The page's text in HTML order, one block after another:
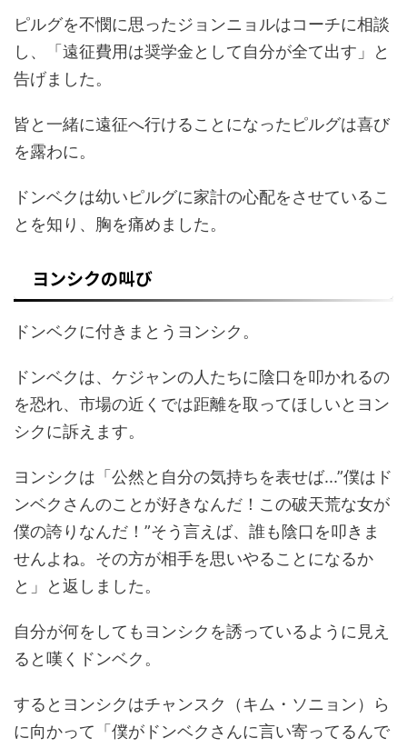
ピルグを不憫に思ったジョンニョルはコーチに相談
し、「遠征費用は奨学金として自分が全て出す」と
告げました。
皆と一緒に遠征へ行けることになったピルグは喜び
を露わに。
ドンベクは幼いピルグに家計の心配をさせているこ
とを知り、胸を痛めました。
ヨンシクの叫び
ドンベクに付きまとうヨンシク。
ドンベクは、ケジャンの人たちに陰口を叩かれるの
を恐れ、市場の近くでは距離を取ってほしいとヨン
シクに訴えます。
ヨンシクは「公然と自分の気持ちを表せば...”僕はド
ンベクさんのことが好きなんだ！この破天荒な女が
僕の誇りなんだ！”そう言えば、誰も陰口を叩きま
せんよね。その方が相手を思いやることになるか
と」と返しました。
自分が何をしてもヨンシクを誘っているように見え
ると嘆くドンベク。
するとヨンシクはチャンスク（キム・ソニョン）ら
に向かって「僕がドンベクさんに言い寄ってるんで